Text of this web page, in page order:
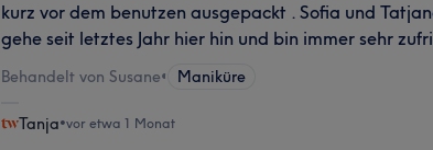
kurz vor dem benutzen ausgepackt . Sofia und
gehe seit letztes Jahr hier hin und bin immer sehr
Behandelt von Susane• Maniküre
Tanja•vor etwa 1 Monat